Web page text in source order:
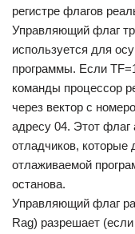
регистре флагов
Управляющий флаг
используется для
программы. Если
команды процессор
через вектор с
адресу 04. Этот флаг
отладчиков,
отлаживаемой
останова.
Управляющий флаг
Rag) разрешает